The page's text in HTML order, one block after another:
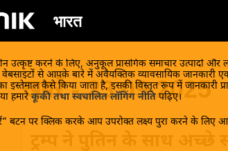
भारत
उत्कृष्ट करने के लिए, अनुकूल प्रासंगिक समाचार उत्पादों और
वेबसाइटों से आपके बारे में अवैयक्तिक व्यावसायिक जानकारी
इस्तेमाल कैसे किया जाता है, इसकी विस्तृत रूप में जानकारी
हमारे कूकी तथा स्वचालित लॉगिंग नीति पढ़िए।
बटन पर क्लिक करके आप उपरोक्त लक्ष्य पुरा करने के लिए
खबरें - 23.09.2025